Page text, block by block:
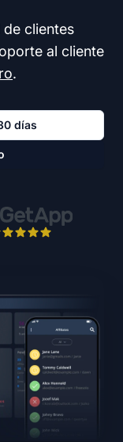
clientes
al cliente
.
días